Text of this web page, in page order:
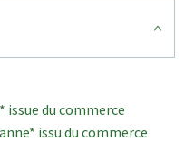
issue du commerce
issu du commerce